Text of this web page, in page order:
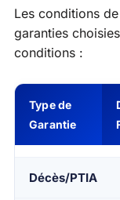
Les conditions
garanties
conditions :
Type de
Garantie
Décès/PTIA